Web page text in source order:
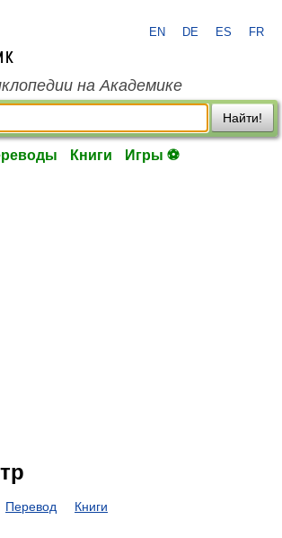
EN DE ES FR
на Академике
Найти!
Книги Игры ⚽
Перевод Книги